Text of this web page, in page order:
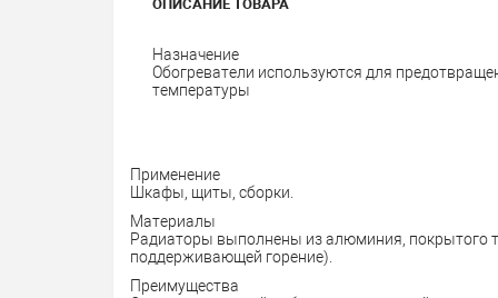
ОПИСАНИЕ ТОВАРА
Назначение
Обогреватели используются для
температуры
Применение
Шкафы, щиты, сборки.
Материалы
Радиаторы выполнены из алюминия, покрытого
поддерживающей горение).
Преимущества